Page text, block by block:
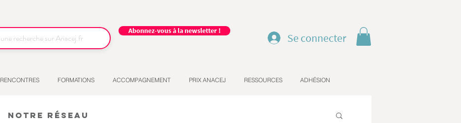
Abonnez-vous à la newsletter !
Se connecter
RENCONTRES FORMATIONS ACCOMPAGNEMENT PRIX ANACEJ RESSOURCES ADHÉSION
Notre réseau